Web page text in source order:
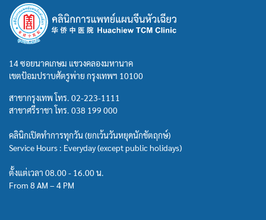
14 ซอยนาคเกษม แขวงคลองมหานาค
เขตป้อมปราบศัตรูพ่าย กรุงเทพฯ 10100
สาขากรุงเทพ โทร. 02-223-1111
สาขาศรีราชา โทร. 038 199 000
คลินิกเปิดทำการทุกวัน (ยกเว้นวันหยุดนักขัตฤกษ์)
Service Hours : Everyday (except public holidays)
ตั้งแต่เวลา 08.00 - 16.00 น.
From 8 AM – 4 PM